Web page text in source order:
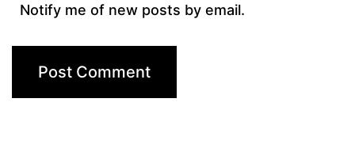
Notify me of new posts by email.